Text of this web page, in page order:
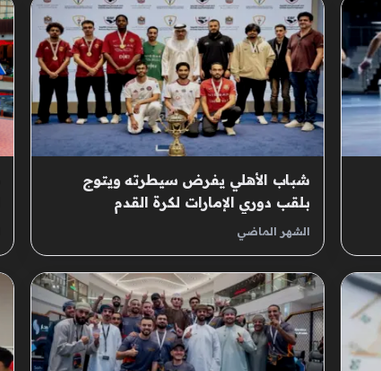
شباب الأهلي يفرض سيطرته ويتوج
بلقب دوري الإمارات لكرة القدم
الإلكترونية
الشهر الماضي